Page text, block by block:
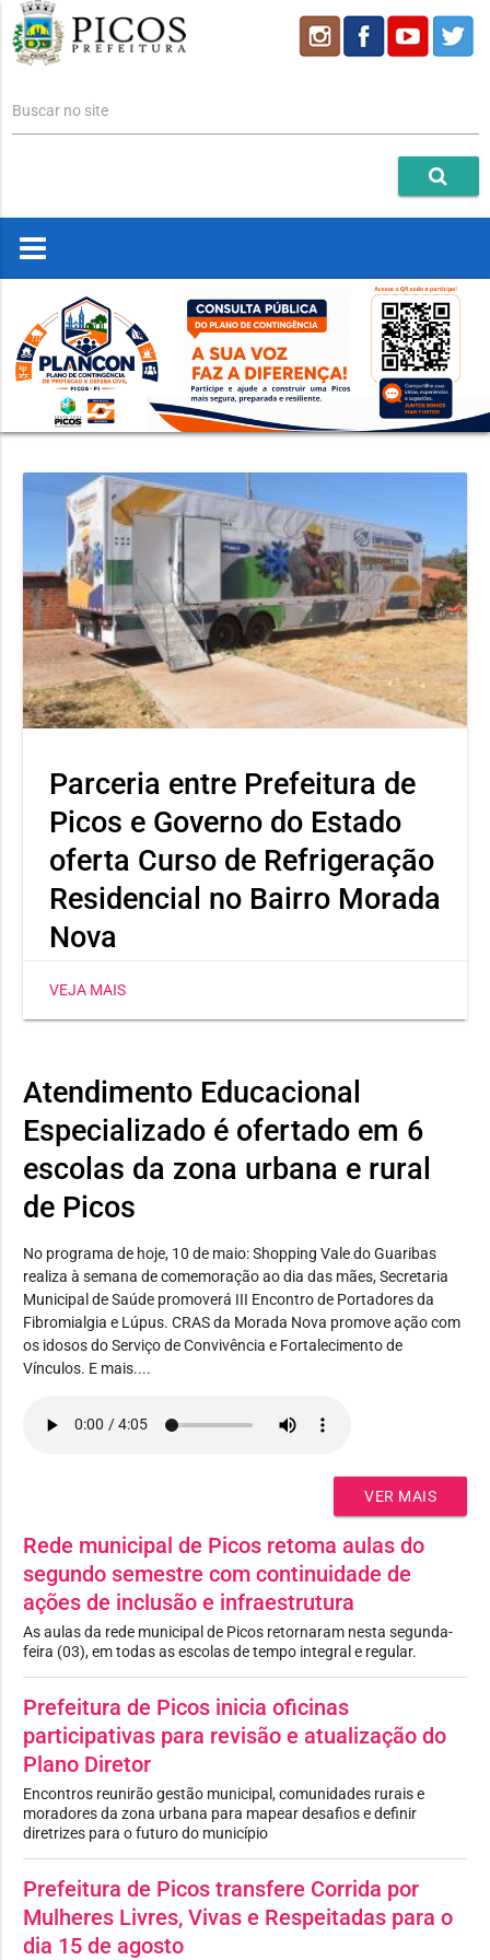
Buscar no site
Parceria entre Prefeitura de
Picos e Governo do Estado
oferta Curso de Refrigeração
Residencial no Bairro Morada
Nova
SETRE oferece aulas práticas em uma unidade móvel
totalmente equipada
VEJA MAIS
Atendimento Educacional
Especializado é ofertado em 6
escolas da zona urbana e rural
de Picos
No programa de hoje, 10 de maio: Shopping Vale do Guaribas
realiza à semana de comemoração ao dia das mães, Secretaria
Municipal de Saúde promoverá III Encontro de Portadores da
Fibromialgia e Lúpus. CRAS da Morada Nova promove ação com
os idosos do Serviço de Convivência e Fortalecimento de
Vínculos. E mais....
VER MAIS
Rede municipal de Picos retoma aulas do
segundo semestre com continuidade de
ações de inclusão e infraestrutura
As aulas da rede municipal de Picos retornaram nesta segunda-
feira (03), em todas as escolas de tempo integral e regular.
Prefeitura de Picos inicia oficinas
participativas para revisão e atualização do
Plano Diretor
Encontros reunirão gestão municipal, comunidades rurais e
moradores da zona urbana para mapear desafios e definir
diretrizes para o futuro do município
Prefeitura de Picos transfere Corrida por
Mulheres Livres, Vivas e Respeitadas para o
dia 15 de agosto